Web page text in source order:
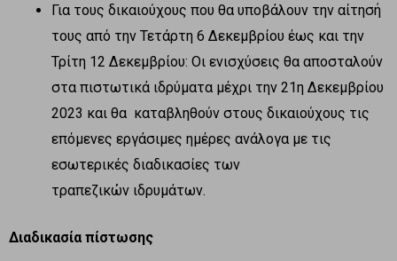
Για τους δικαιούχους που θα υποβάλουν την αίτησή
τους από την Τετάρτη 6 Δεκεμβρίου έως και την
Τρίτη 12 Δεκεμβρίου: Οι ενισχύσεις θα αποσταλούν
στα πιστωτικά ιδρύματα μέχρι την 21η Δεκεμβρίου
2023 και θα καταβληθούν στους δικαιούχους τις
επόμενες εργάσιμες ημέρες ανάλογα με τις
εσωτερικές διαδικασίες των
τραπεζικών ιδρυμάτων.
Διαδικασία πίστωσης